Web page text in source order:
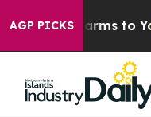
AGP PICKSHarms to Youth